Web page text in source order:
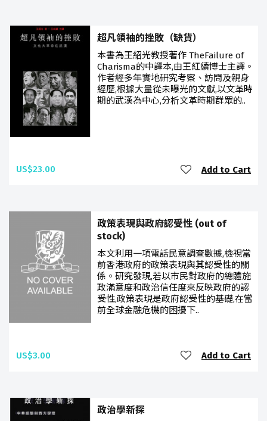
超凡領袖的挫敗（缺貨）
本書為王紹光教授著作 TheFailure of
Charisma的中譯本,由王紅續博士主譯。
作者經多年實地研究考察、訪問及親身
經歷,根據大量從未曝光的文獻,以文革時
期的武漢為中心,分析文革時期群眾的..
US$23.00 Add to Cart
政策表現與政府認受性 (out of
stock)
本文利用一項電話民意調查數據,檢視當
前香港政府的政策表現與其認受性的關
係。研究發現,若以市民對政府的總體施
政滿意度和政治信任度來反映政府的認
受性,政策表現是政府認受性的基礎,在當
前全球金融危機的困擾下..
US$3.00 Add to Cart
政治學新探